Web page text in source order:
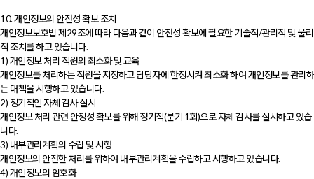
10. 개인정보의 안전성 확보 조치
개인정보보호법 제29조에 따라 다음과 같이 안전성 확보에 필요한 기술적/관리적 및 물리
적 조치를 하고 있습니다.
1) 개인정보 처리 직원의 최소화 및 교육
개인정보를 처리하는 직원을 지정하고 담당자에 한정시켜 최소화 하여 개인정보를 관리하
는 대책을 시행하고 있습니다.
2) 정기적인 자체 감사 실시
개인정보 처리 관련 안정성 확보를 위해 정기적(분기 1회)으로 자체 감사를 실시하고 있습
니다.
3) 내부관리계획의 수립 및 시행
개인정보의 안전한 처리를 위하여 내부관리계획을 수립하고 시행하고 있습니다.
4) 개인정보의 암호화